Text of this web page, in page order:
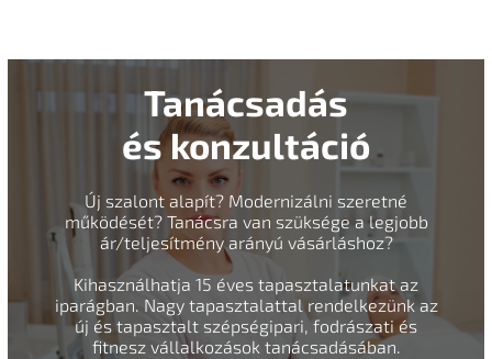
Tanácsadás
és konzultáció
Új szalont alapít? Modernizálni szeretné
működését? Tanácsra van szüksége a legjobb
ár/teljesítmény arányú vásárláshoz?
Kihasználhatja 15 éves tapasztalatunkat az
iparágban. Nagy tapasztalattal rendelkezünk az
új és tapasztalt szépségipari, fodrászati és
fitnesz vállalkozások tanácsadásában.